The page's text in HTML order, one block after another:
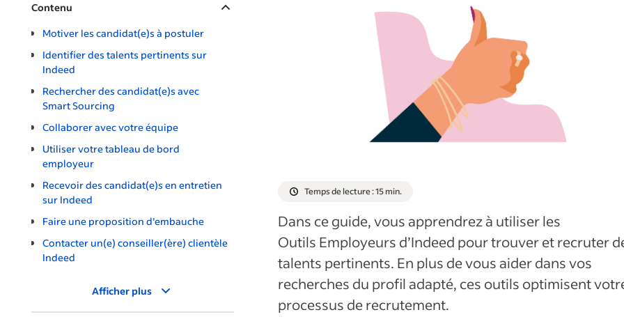
Contenu
Motiver les candidat(e)s à postuler
Identifier des talents pertinents sur
Indeed
Rechercher des candidat(e)s avec
Smart Sourcing
Collaborer avec votre équipe
Utiliser votre tableau de bord
employeur
Recevoir des candidat(e)s en entretien
sur Indeed
Faire une proposition d’embauche
Contacter un(e) conseiller(ère) clientèle
Indeed
Afficher plus
Temps de lecture : 15 min.
Dans ce guide, vous apprendrez à utiliser les
Outils Employeurs d’Indeed pour trouver et recruter
talents pertinents. En plus de vous aider dans vos
recherches du profil adapté, ces outils optimisent
processus de recrutement.